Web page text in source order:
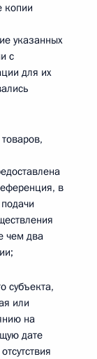
копии
указанных
с
для их
в
чем два
субъекта,
или
на
дате